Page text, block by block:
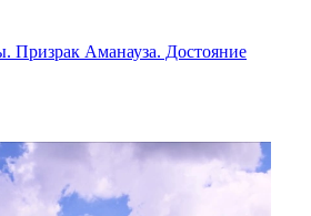
Аманауза. Достояние